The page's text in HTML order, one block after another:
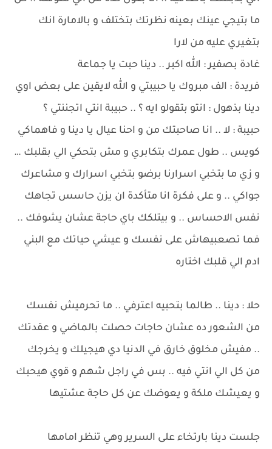
ما بتيجي عينك بعينه نظرتك بتختلف و بالامارة انك
بتغيري عليه من لارا
غادة بصفير : الله اكبر .. دينا حبت يا جماعة
فريدة : الف مبروك يا حبيبتي و الله لايقين على بعض اوي
دينا بذهول : انتو بتقولو ايه ؟ .. حبيبة انتي اتجننتي ؟
حبيبة : لا .. انا صاحبتك من و احنا عيال يا دينا و فاهماكي
كويس .. طول عمرك بتكابري و مش بتحكي الي بقلبك …
و زي ما بتخبي اسرارنا برضو بتخبي اسرارك و مشاعرك
جواكي .. و على فكرة انا متأكدة ان يزن حاسس تجاهك
نفس الاحساس .. و بيتلكك باي حاجة عشان يشوفك ..
فما تصعبيهاش على نفسك و عيشي حياتك مع البني
ادم الي قلبك اختاره
حلا : دينا .. طالما بتحبيه اعترفي .. ما تحرميش نفسك
من الشعور ده عشان حاجات حصلت بالماضي و عقدتك
.. مفيش مخلوق خارق في الدنيا دي هيجيلك و يخرجك
من كل الي انتي فيه .. بس في راجل شهم و قوي هيحبك
و يعيشك ملكة و يعوضك عن كل حاجة عشتيها
جلست دينا بارتخاء على السرير وهي تنظر امامها